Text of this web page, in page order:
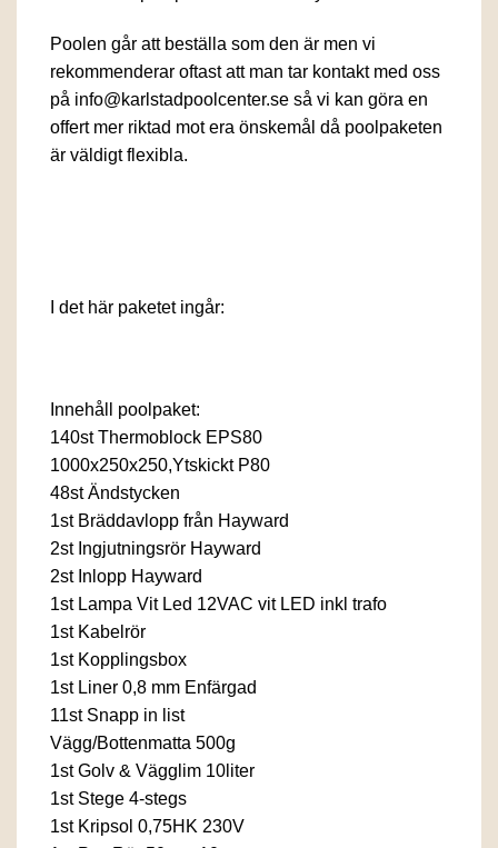
Poolen går att beställa som den är men vi
rekommenderar oftast att man tar kontakt med oss
på info@karlstadpoolcenter.se så vi kan göra en
offert mer riktad mot era önskemål då poolpaketen
är väldigt flexibla.
I det här paketet ingår:
Innehåll poolpaket:
140st Thermoblock EPS80
1000x250x250,Ytskickt P80
48st Ändstycken
1st Bräddavlopp från Hayward
2st Ingjutningsrör Hayward
2st Inlopp Hayward
1st Lampa Vit Led 12VAC vit LED inkl trafo
1st Kabelrör
1st Kopplingsbox
1st Liner 0,8 mm Enfärgad
11st Snapp in list
Vägg/Bottenmatta 500g
1st Golv & Vägglim 10liter
1st Stege 4-stegs
1st Kripsol 0,75HK 230V